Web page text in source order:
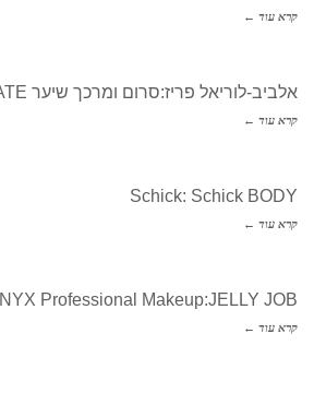
קרא עוד ←
אלביב-לוריאל פריז:סרום ומרכך שיער ULTIMATE
קרא עוד ←
Schick: Schick BODY
קרא עוד ←
NYX Professional Makeup:JELLY JOB
קרא עוד ←